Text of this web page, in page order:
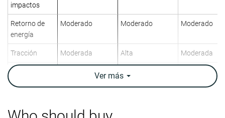
impactos
Retorno de
energía
Moderado Moderado Moderado
Tracción Moderada Alta Moderada
Arch support
Peso
Peso marca
11.1 oz / 315g 9.9 oz / 282g 10.1 oz / 285g
Ver más